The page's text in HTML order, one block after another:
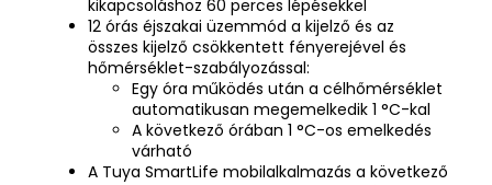
kikapcsoláshoz 60 perces lépésekkel
12 órás éjszakai üzemmód a kijelző és az
összes kijelző csökkentett fényerejével és
hőmérséklet-szabályozással:
Egy óra működés után a célhőmérséklet
automatikusan megemelkedik 1 °C-kal
A következő órában 1 °C-os emelkedés
várható
A Tuya SmartLife mobilalkalmazás a következő